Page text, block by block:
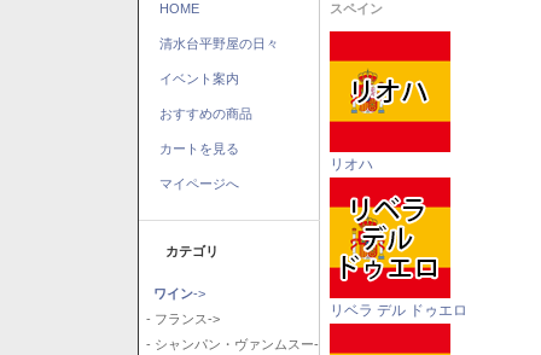
HOME
清水台平野屋の日々
イベント案内
おすすめの商品
カートを見る
マイページへ
カテゴリ
ワイン->
- フランス->
- シャンパン・ヴァンムスー-
スペイン
リオハ
リベラ デル ドゥエロ